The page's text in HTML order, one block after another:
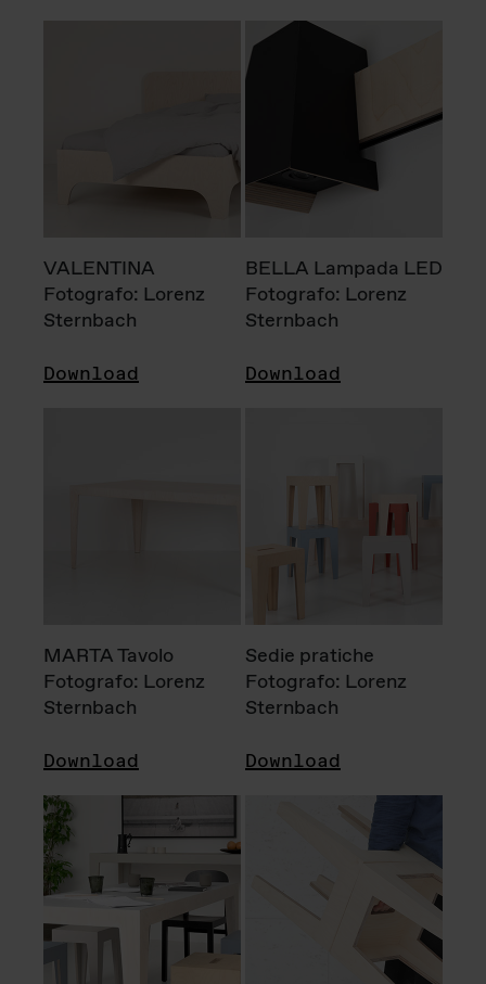
VALENTINA
Fotografo: Lorenz
Sternbach
Download
BELLA Lampada LED
Fotografo: Lorenz
Sternbach
Download
MARTA Tavolo
Fotografo: Lorenz
Sternbach
Download
Sedie pratiche
Fotografo: Lorenz
Sternbach
Download